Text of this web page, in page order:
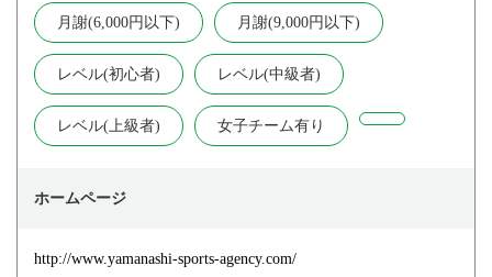
月謝(6,000円以下) 月謝(9,000円以下)
レベル(初心者) レベル(中級者)
レベル(上級者) 女子チーム有り
ホームページ
http://www.yamanashi-sports-agency.com/